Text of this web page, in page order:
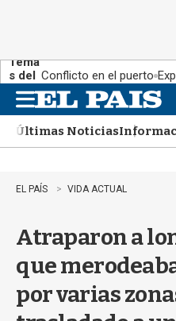
Tema
s del
día:
Conflicto en el puerto
n
uÚltimas Noticias
EL PAÍS VIDA ACTUAL
Atraparon a
que
por varias